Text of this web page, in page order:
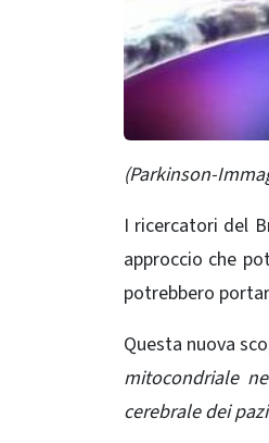
(Parkinson-
I ricercatori del
approccio che
potrebbero
Questa nuova
mitocondriale
cerebrale dei